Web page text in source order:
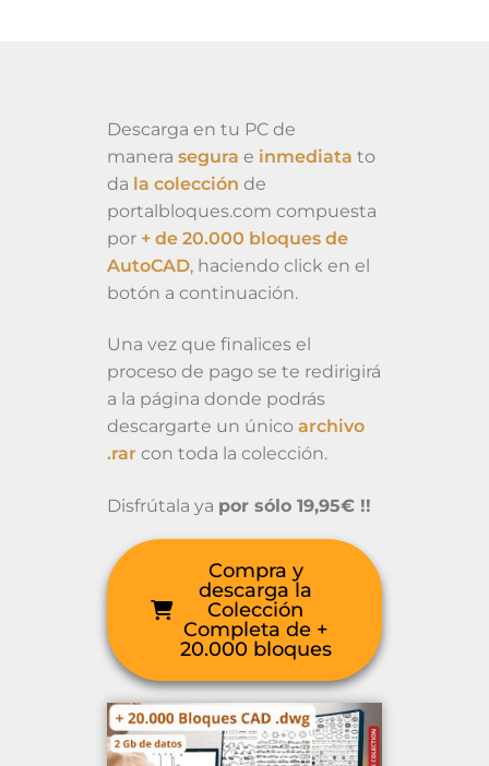
Descarga en tu PC de
manera segura e inmediata to
da la colección de
portalbloques.com compuesta
por + de 20.000 bloques de
AutoCAD, haciendo click en el
botón a continuación.
Una vez que finalices el
proceso de pago se te redirigirá
a la página donde podrás
descargarte un único archivo
.rar con toda la colección.
Disfrútala ya por sólo 19,95€ !!
Compra y
descarga la
Colección
Completa de +
20.000 bloques